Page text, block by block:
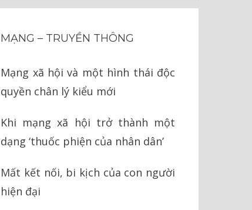
MẠNG – TRUYỀN THÔNG
Mạng xã hội và một hình thái độc
quyền chân lý kiểu mới
Khi mạng xã hội trở thành một
dạng ‘thuốc phiện của nhân dân’
Mất kết nối, bi kịch của con người
hiện đại